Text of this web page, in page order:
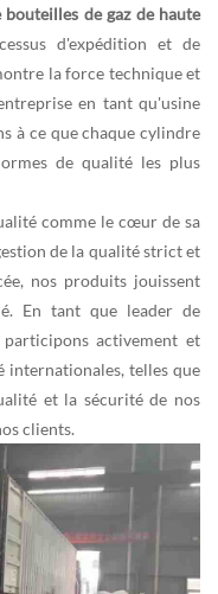
de gaz de haute
d'expédition et de
la force technique et
en tant qu'usine
à ce que chaque cylindre
de qualité les plus
comme le cœur de sa
de la qualité strict et
nos produits jouissent
En tant que leader de
activement et
internationales, telles que
et la sécurité de nos
clients.